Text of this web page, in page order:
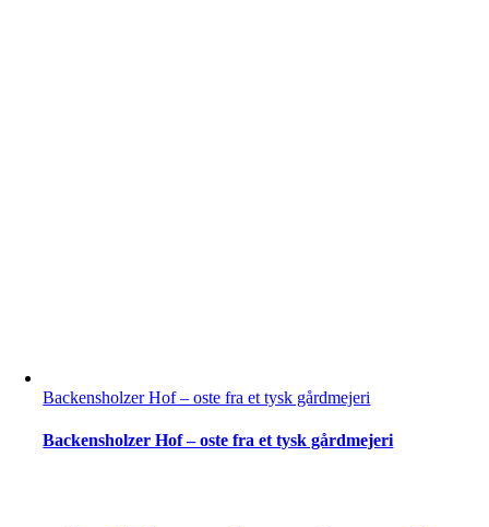
Backensholzer Hof – oste fra et tysk gårdmejeri
Backensholzer Hof – oste fra et tysk gårdmejeri